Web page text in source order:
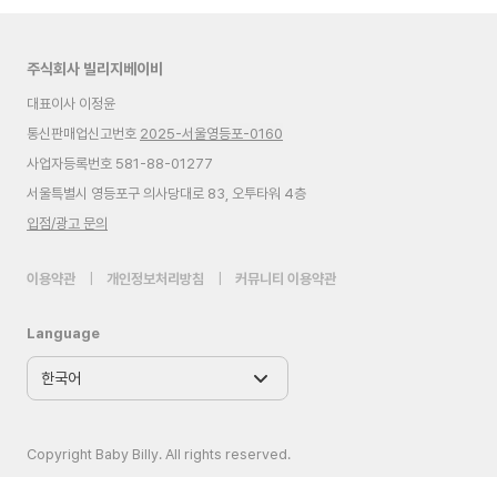
주식회사 빌리지베이비
대표이사 이정윤
통신판매업신고번호 2025-서울영등포-0160
사업자등록번호 581-88-01277
서울특별시 영등포구 의사당대로 83, 오투타워 4층
입점/광고 문의
이용약관 개인정보처리방침 커뮤니티 이용약관
Language
Copyright Baby Billy. All rights reserved.